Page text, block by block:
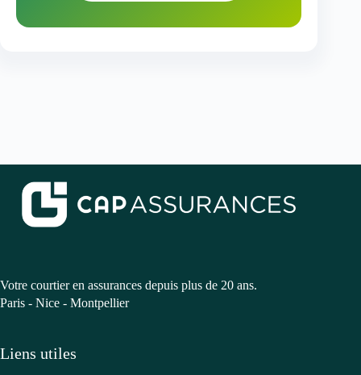
Votre courtier en assurances depuis plus de 20 ans.
Paris - Nice - Montpellier
Liens utiles